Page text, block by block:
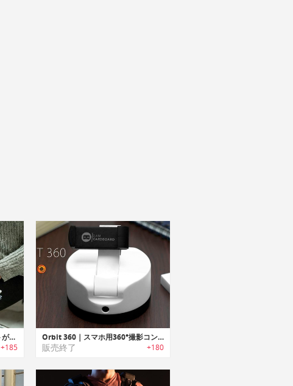
Drum Kit｜スマホやタブレットがあればいつでもドラムプレイ可能なバーチャルドラムキット「ドラムキット」
+185
Orbit 360｜スマホ用360°撮影コントローラー「オービット360」
販売終了 +180